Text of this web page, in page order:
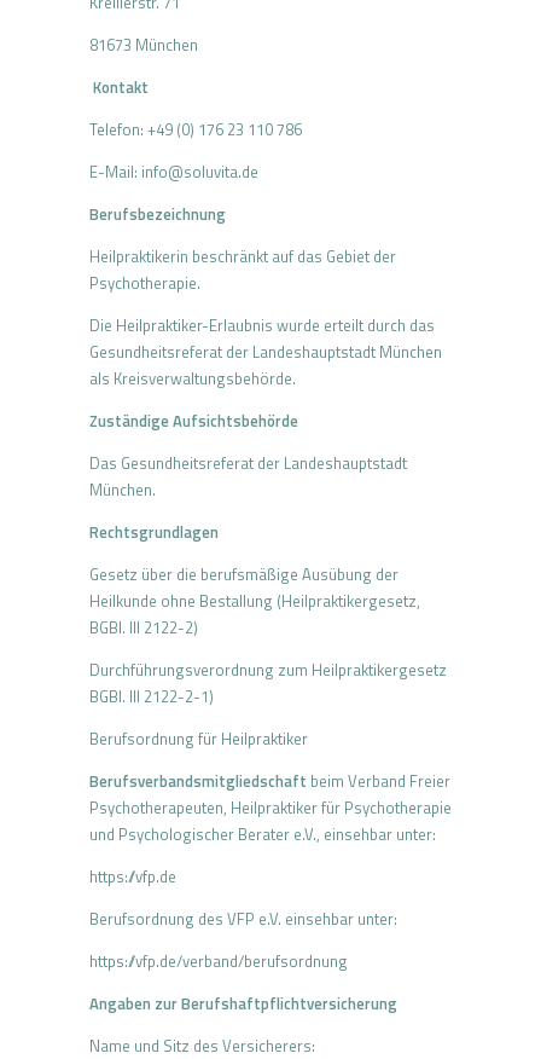
81673 München
Kontakt
Telefon: +49 (0) 176 23 110 786
E-Mail: info@soluvita.de
Berufsbezeichnung
Heilpraktikerin beschränkt auf das Gebiet der
Psychotherapie.
Die Heilpraktiker-Erlaubnis wurde erteilt durch das
Gesundheitsreferat der Landeshauptstadt München
als Kreisverwaltungsbehörde.
Zuständige Aufsichtsbehörde
Das Gesundheitsreferat der Landeshauptstadt
München.
Rechtsgrundlagen
Gesetz über die berufsmäßige Ausübung der
Heilkunde ohne Bestallung (Heilpraktikergesetz,
BGBI. III 2122-2)
Durchführungsverordnung zum Heilpraktikergesetz
BGBI. III 2122-2-1)
Berufsordnung für Heilpraktiker
Berufsverbandsmitgliedschaft beim Verband Freier
Psychotherapeuten, Heilpraktiker für Psychotherapie
und Psychologischer Berater e.V., einsehbar unter:
https://vfp.de
Berufsordnung des VFP e.V. einsehbar unter:
https://vfp.de/verband/berufsordnung
Angaben zur Berufshaftpflicht­versicherung
Name und Sitz des Versicherers: